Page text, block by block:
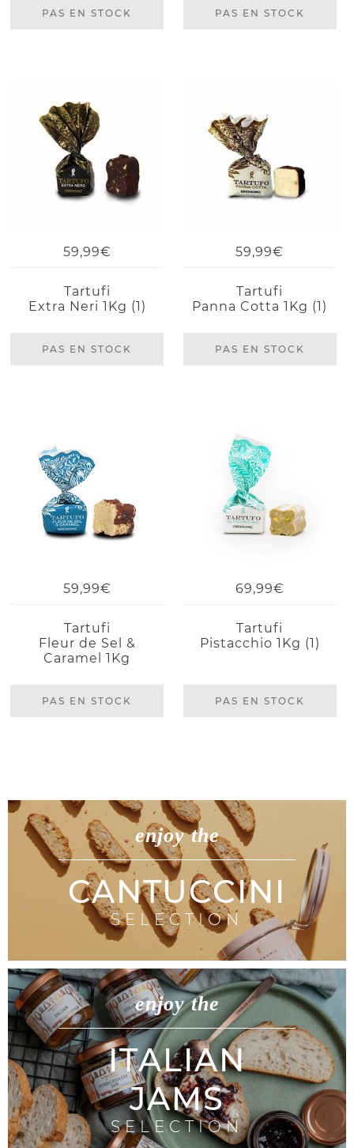
PAS EN STOCK PAS EN STOCK
59,99€
Tartufi
Extra Neri 1Kg (1)
PAS EN STOCK
59,99€
Tartufi
Panna Cotta 1Kg (1)
PAS EN STOCK
59,99€
Tartufi
Fleur de Sel &
Caramel 1Kg
PAS EN STOCK
69,99€
Tartufi
Pistacchio 1Kg (1)
PAS EN STOCK
enjoy the
CANTUCCINI
SELECTION
enjoy the
ITALIAN
JAMS
SELECTION